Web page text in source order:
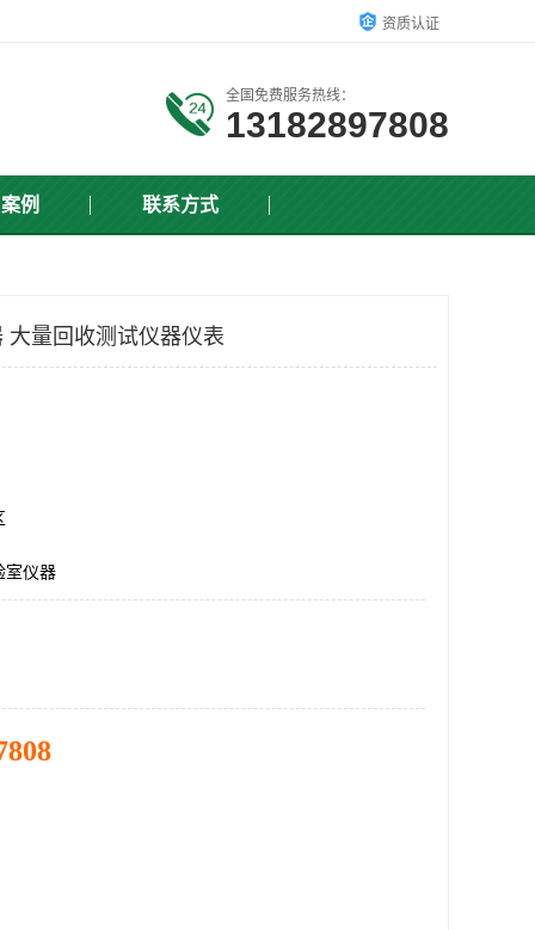
资质认证
全国免费服务热线：
13182897808
例 联系方式
大量回收测试仪器仪表
室仪器